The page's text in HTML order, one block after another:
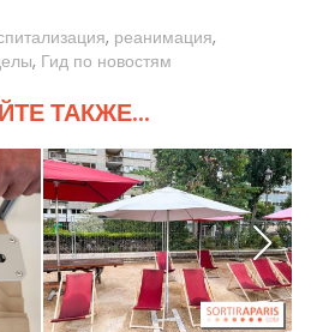
, реанимация,
, Гид по новостям
ТАКЖЕ...